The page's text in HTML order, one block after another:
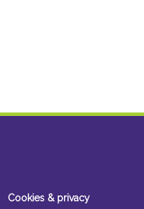
Cookies & privacy